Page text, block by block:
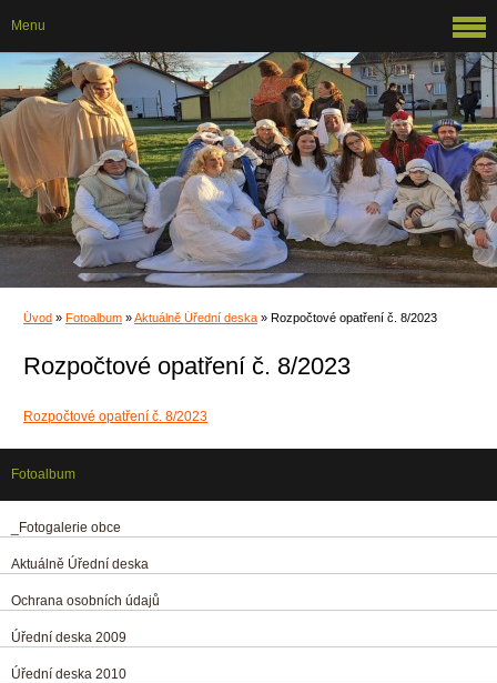
Úvod » Fotoalbum »Aktuálně Úřední deska » Rozpočtové opatření č. 8/2023
Rozpočtové opatření č. 8/2023
Rozpočtové opatření č. 8/2023
Menu
Fotoalbum
_Fotogalerie obce
Aktuálně Úřední deska
Ochrana osobních údajů
Úřední deska 2009
Úřední deska 2010